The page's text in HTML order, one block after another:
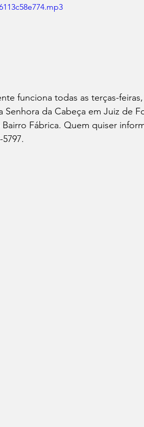
funciona todas as terças-feiras,
Senhora da Cabeça em Juiz de
Fábrica. Quem quiser